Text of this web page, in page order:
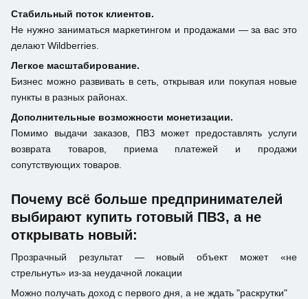
Стабильный поток клиентов.
Не нужно заниматься маркетингом и продажами — за вас это
делают Wildberries.
Легкое масштабирование.
Бизнес можно развивать в сеть, открывая или покупая новые
пункты в разных районах.
Дополнительные возможности монетизации.
Помимо выдачи заказов, ПВЗ может предоставлять услуги
возврата товаров, приема платежей и продажи
сопутствующих товаров.
Почему всё больше предпринимателей
выбирают купить готовый ПВЗ, а не
открывать новый:
Прозрачный результат — новый объект может «не
стрельнуть» из-за неудачной локации
Можно получать доход с первого дня, а не ждать "раскрутки"